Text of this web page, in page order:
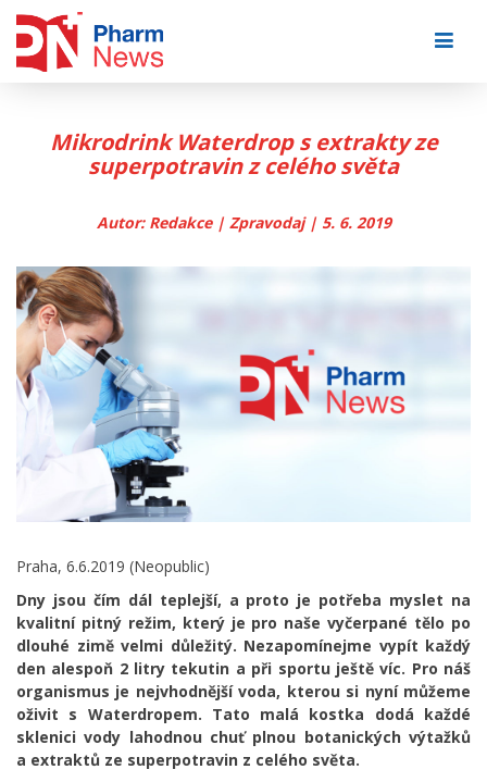
Mikrodrink Waterdrop s extrakty ze
superpotravin z celého světa
Autor: Redakce | Zpravodaj | 5. 6. 2019
Praha, 6.6.2019 (Neopublic)
Dny jsou čím dál teplejší, a proto je potřeba myslet na
kvalitní pitný režim, který je pro naše vyčerpané tělo po
dlouhé zimě velmi důležitý. Nezapomínejme vypít každý
den alespoň 2 litry tekutin a při sportu ještě víc. Pro náš
organismus je nejvhodnější voda, kterou si nyní můžeme
oživit s Waterdropem. Tato malá kostka dodá každé
sklenici vody lahodnou chuť plnou botanických výtažků
a extraktů ze superpotravin z celého světa.